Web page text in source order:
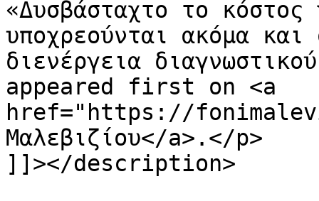
«Δυσβάσταχτο το
υποχρεούνται ακόμα
διενέργεια
appeared first on <a
href="https://
Μαλεβιζίου</a>.</p>
]]></description>